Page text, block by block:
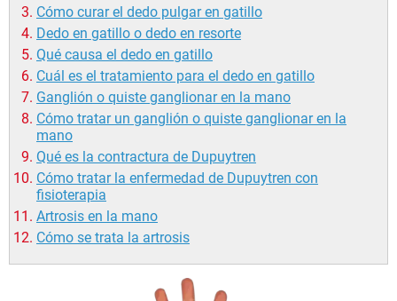
SEXUALIDAD
GLOSARIO
Cómo curar el dedo pulgar en gatillo
Dedo en gatillo o dedo en resorte
Qué causa el dedo en gatillo
Cuál es el tratamiento para el dedo en gatillo
Ganglión o quiste ganglionar en la mano
Cómo tratar un ganglión o quiste ganglionar en la
mano
Qué es la contractura de Dupuytren
Cómo tratar la enfermedad de Dupuytren con
fisioterapia
Artrosis en la mano
Cómo se trata la artrosis